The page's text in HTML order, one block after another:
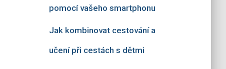
pomocí vašeho smartphonu
Jak kombinovat cestování a
učení při cestách s dětmi